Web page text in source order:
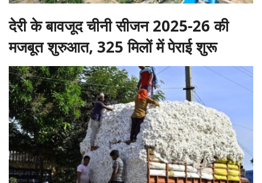
देरी के बावजूद चीनी सीजन 2025-26 की
मजबूत शुरुआत, 325 मिलों में पेराई शुरू